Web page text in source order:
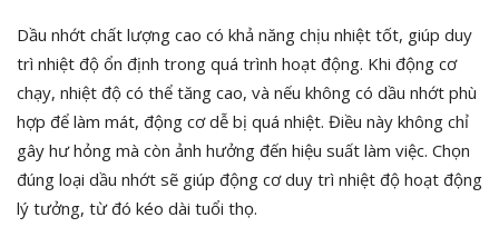
Dầu nhớt chất lượng cao có khả năng chịu nhiệt tốt, giúp duy
trì nhiệt độ ổn định trong quá trình hoạt động. Khi động cơ
chạy, nhiệt độ có thể tăng cao, và nếu không có dầu nhớt phù
hợp để làm mát, động cơ dễ bị quá nhiệt. Điều này không chỉ
gây hư hỏng mà còn ảnh hưởng đến hiệu suất làm việc. Chọn
đúng loại dầu nhớt sẽ giúp động cơ duy trì nhiệt độ hoạt động
lý tưởng, từ đó kéo dài tuổi thọ.